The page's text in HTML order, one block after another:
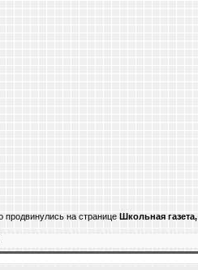
продвинулись на странице Школьная газета,